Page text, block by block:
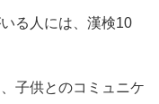
る人には、漢検10
子供とのコミュニケ